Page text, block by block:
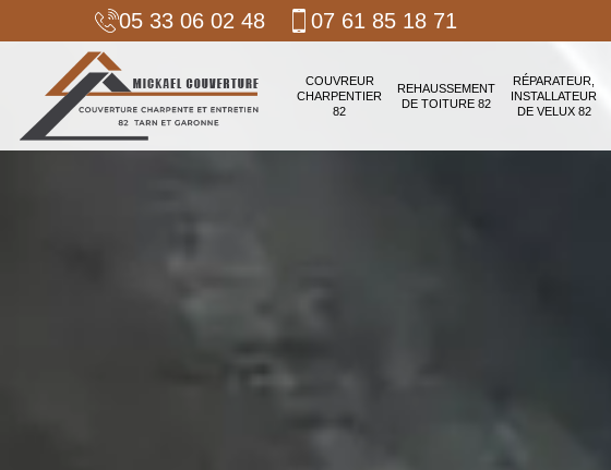
05 33 06 02 48 07 61 85 18 71
COUVREUR
CHARPENTIER
82
REHAUSSEMENT
DE TOITURE 82
RÉPARATEUR,
INSTALLATEUR
DE VELUX 82